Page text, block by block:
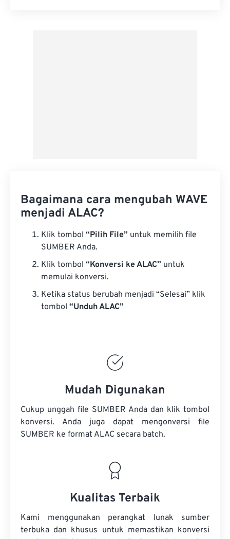
Bagaimana cara mengubah WAVE
menjadi ALAC?
Klik tombol “Pilih File” untuk memilih file
SUMBER Anda.
Klik tombol “Konversi ke ALAC” untuk
memulai konversi.
Ketika status berubah menjadi “Selesai” klik
tombol “Unduh ALAC”
Mudah Digunakan
Cukup unggah file SUMBER Anda dan klik tombol
konversi. Anda juga dapat mengonversi file
SUMBER ke format ALAC secara batch.
Kualitas Terbaik
Kami menggunakan perangkat lunak sumber
terbuka dan khusus untuk memastikan konversi